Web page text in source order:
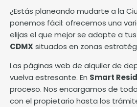
¿Estás planeando mudarte a la
ponemos fácil: ofrecemos una
elijas el que mejor se adapte a
CDMX situados en zonas
Las páginas web de alquiler de
vuelva estresante. En Smart
proceso. Nos encargamos de
con el propietario hasta los